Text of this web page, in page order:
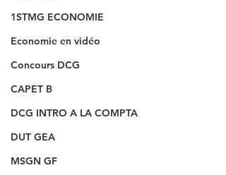
1STMG ECONOMIE
Economie en vidéo
Concours DCG
CAPET B
DCG INTRO A LA COMPTA
DUT GEA
MSGN GF